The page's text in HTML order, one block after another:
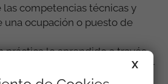
las competencias técnicas y
una ocupación o puesto de
práctica lo aprendido a través
en empresas del sector
X